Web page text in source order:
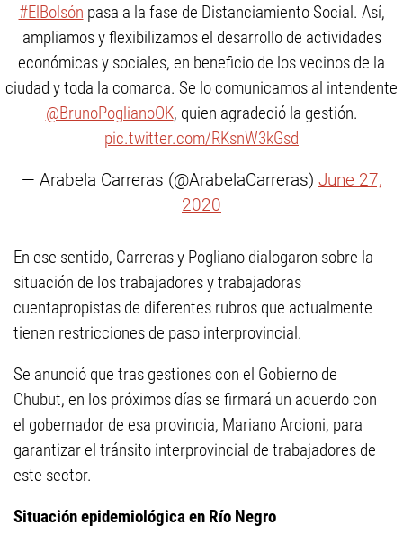
#ElBolsón pasa a la fase de Distanciamiento Social. Así,
ampliamos y flexibilizamos el desarrollo de actividades
económicas y sociales, en beneficio de los vecinos de la
ciudad y toda la comarca. Se lo comunicamos al intendente
@BrunoPoglianoOK, quien agradeció la gestión.
pic.twitter.com/RKsnW3kGsd
— Arabela Carreras (@ArabelaCarreras) June 27,
2020
En ese sentido, Carreras y Pogliano dialogaron sobre la
situación de los trabajadores y trabajadoras
cuentapropistas de diferentes rubros que actualmente
tienen restricciones de paso interprovincial.
Se anunció que tras gestiones con el Gobierno de
Chubut, en los próximos días se firmará un acuerdo con
el gobernador de esa provincia, Mariano Arcioni, para
garantizar el tránsito interprovincial de trabajadores de
este sector.
Situación epidemiológica en Río Negro